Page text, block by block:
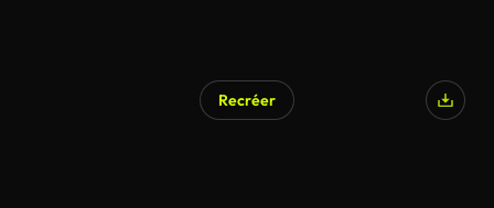
Recréer